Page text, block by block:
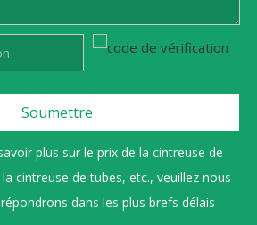
Soumettre
plus sur le prix de la cintreuse de
cintreuse de tubes, etc., veuillez nous
dans les plus brefs délais